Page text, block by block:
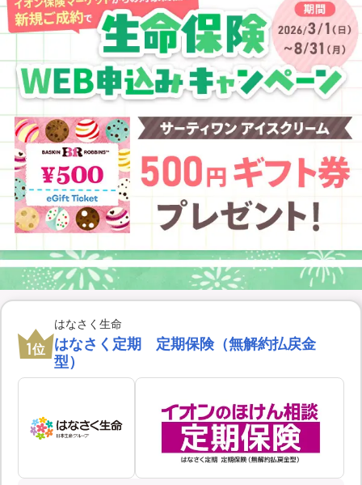
イオンカード会員さま専用保険
1位
はなさく生命
はなさく定期 定期保険（無解約払戻金
型）